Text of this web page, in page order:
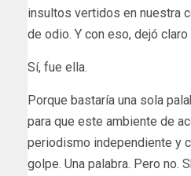
insultos vertidos en nuestra
de odio. Y con eso, dejó
Sí, fue ella.
Porque bastaría una sola
para que este ambiente de
periodismo independiente y
golpe. Una palabra. Pero no.